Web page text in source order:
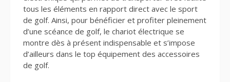
tous les éléments en rapport direct avec le sport
de golf. Ainsi, pour bénéficier et profiter pleinement
d’une scéance de golf, le chariot électrique se
montre dès à présent indispensable et s’impose
d’ailleurs dans le top équipement des accessoires
de golf.